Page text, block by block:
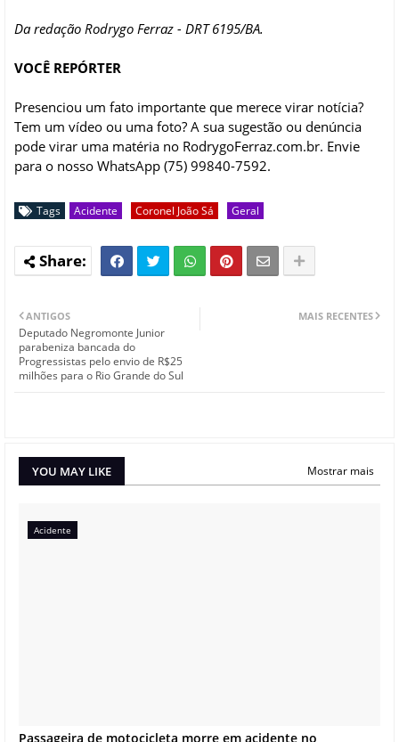
Da redação Rodrygo Ferraz - DRT 6195/BA.
VOCÊ REPÓRTER
Presenciou um fato importante que merece virar notícia?
Tem um vídeo ou uma foto? A sua sugestão ou denúncia
pode virar uma matéria no RodrygoFerraz.com.br. Envie
para o nosso WhatsApp (75) 99840-7592.
Tags Acidente Coronel João Sá Geral
MAIS RECENTES
ANTIGOS
Deputado Negromonte Junior
parabeniza bancada do
Progressistas pelo envio de R$25
milhões para o Rio Grande do Sul
YOU MAY LIKE Mostrar mais
Acidente
Passageira de motocicleta morre em acidente no